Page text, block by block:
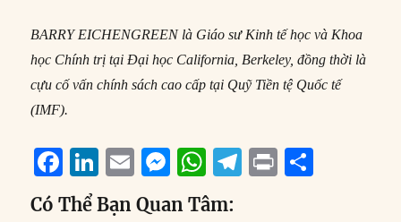
BARRY EICHENGREEN là Giáo sư Kinh tế học và Khoa
học Chính trị tại Đại học California, Berkeley, đồng thời là
cựu cố vấn chính sách cao cấp tại Quỹ Tiền tệ Quốc tế
(IMF).
F
a
Li
n
E
m
M
e
W
h
T
P
Có Thể Bạn Quan Tâm: